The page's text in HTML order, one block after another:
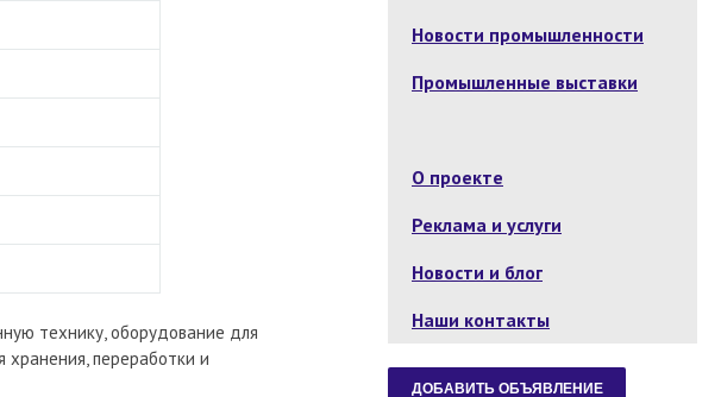
технику, оборудование для
переработки и
Новости промышленности
Промышленные выставки
О проекте
Реклама и услуги
Новости и блог
Наши контакты